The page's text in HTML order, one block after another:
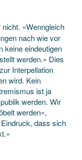
«Wenngleich
nach wie vor
keine eindeutigen
werden.» Dies
Interpellation
wird. Kein
ist ja
werden. Wir
werden»,
dass sich